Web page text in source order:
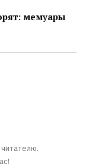
мемуары